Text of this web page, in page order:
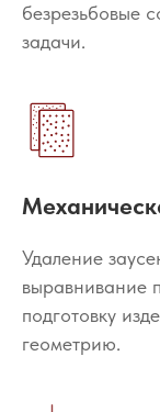
безрезьбовые
задачи.
Удаление
выравнивание
подготовку
геометрию.